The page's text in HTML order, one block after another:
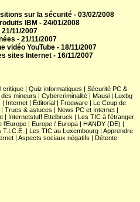
sur la sécurité - 03/02/2008
IBM - 24/01/2008
21/11/2007
- 21/11/2007
vidéo YouTube - 18/11/2007
sites Internet - 16/11/2007
critique | Quiz informatiques | Sécurité PC &
mineurs | Cybercriminalité | Mausi | Luxbg
| Internet | Éditorial | Freeware | Le Coup de
| Trucs & astuces | News PC et Internet |
| Internetstuff Ettelbruck | Les TIC à l'étranger
l'Europe | Europe / Europa | HANDY (DE) |
| Les TIC au Luxembourg | Apprendre
| Aspects sociaux négatifs | Détente